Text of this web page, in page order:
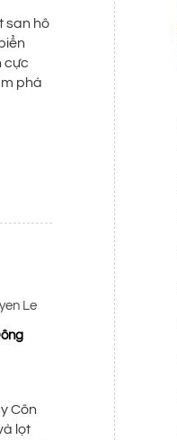
san hô
cực
phá
Le
Côn
lọt